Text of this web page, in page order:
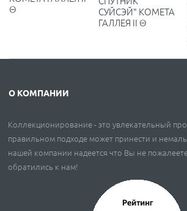
Θ
СУЙСЭЙ" КОМЕТА
ГАЛЛЕЯ II Θ
О КОМПАНИИ
Коллекционирование - это увлекательный
правильном подходе может принести и
нашей компании надеется что Вы не
обратились к нам!